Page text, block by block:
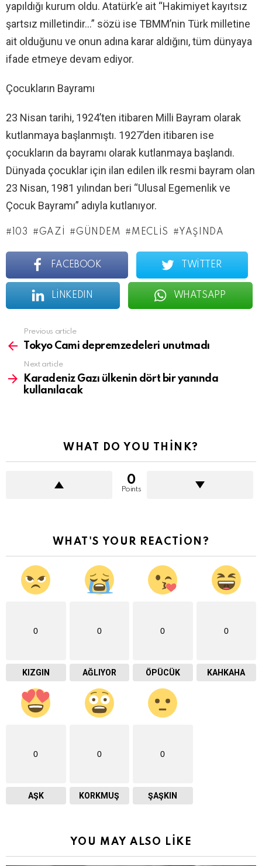
yapıldığı kurum oldu. Atatürk’e ait “Hakimiyet kayıtsız
şartsız milletindir…” sözü ise TBMM’nin Türk milletine
ait olduğunu ve onun adına karar aldığını, tüm dünyaya
ifade etmeye devam ediyor.
Çocukların Bayramı
23 Nisan tarihi, 1924’ten itibaren Milli Bayram olarak
kutlanmaya başlanmıştı. 1927’den itibaren ise
çocukların da bayramı olarak kutlanmaya başlandı.
Dünyada çocuklar için ilan edilen ilk resmi bayram olan
23 Nisan, 1981 yılından beri “Ulusal Egemenlik ve
Çocuk Bayramı” adıyla kutlanıyor.
103 GAZI GÜNDEM MECLIS YAŞINDA
FACEBOOK TWITTER
LINKEDIN WHATSAPP
more
Previous article
Tokyo Cami depremzedeleri unutmadı
Next article
Karadeniz Gazı ülkenin dört bir yanında
kullanılacak
WHAT DO YOU THINK?
0
Points
WHAT'S YOUR REACTION?
0
KIZGIN
0
AĞLIYOR
0
ÖPÜCÜK
0
KAHKAHA
0
AŞK
0
KORKMUŞ
0
ŞAŞKIN
YOU MAY ALSO LIKE